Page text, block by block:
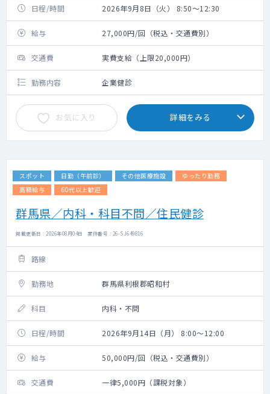
日程/時間 2026年9月8日（火） 8:50～12:30
給与 27,000円/回（税込・交通費別）
交通費 実費支給（上限20,000円）
勤務内容 企業健診
お気に入り 詳細をみる
スポット 日勤（午前診） その他医療施設
ゆったり勤務
高額給与
60代以上歓迎
群馬県／内科・科目不問／住民健診
掲載更新日 : 2026年08月04日 案件番号 : 26-SJ649816
路線
勤務地 群馬県利根郡昭和村
科目 内科・不問
日程/時間 2026年9月14日（月） 8:00～12:00
給与 50,000円/回（税込・交通費別）
交通費 一律5,000円（課税対象）